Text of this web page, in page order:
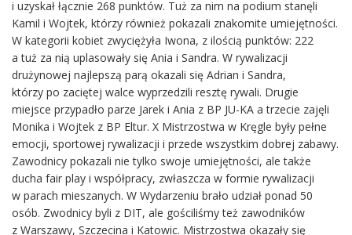
i uzyskał łącznie 268 punktów. Tuż za nim na podium stanęli
Kamil i Wojtek, którzy również pokazali znakomite umiejętności.
W kategorii kobiet zwyciężyła Iwona, z ilością punktów: 222
a tuż za nią uplasowały się Ania i Sandra. W rywalizacji
drużynowej najlepszą parą okazali się Adrian i Sandra,
którzy po zaciętej walce wyprzedzili resztę rywali. Drugie
miejsce przypadło parze Jarek i Ania z BP JU-KA a trzecie zajęli
Monika i Wojtek z BP Eltur. X Mistrzostwa w Kręgle były pełne
emocji, sportowej rywalizacji i przede wszystkim dobrej zabawy.
Zawodnicy pokazali nie tylko swoje umiejętności, ale także
ducha fair play i współpracy, zwłaszcza w formie rywalizacji
w parach mieszanych. W Wydarzeniu brało udział ponad 50
osób. Zwodnicy byli z DIT, ale gościliśmy też zawodników
z Warszawy, Szczecina i Katowic. Mistrzostwa okazały się